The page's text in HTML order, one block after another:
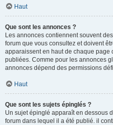
Haut
Que sont les annonces ?
Les annonces contiennent souvent
forum que vous consultez et doivent
apparaissent en haut de chaque page
publiées. Comme pour les annonces
annonces dépend des permissions
Haut
Que sont les sujets épinglés ?
Un sujet épinglé apparaît en dessous
forum dans lequel il a été publié. il